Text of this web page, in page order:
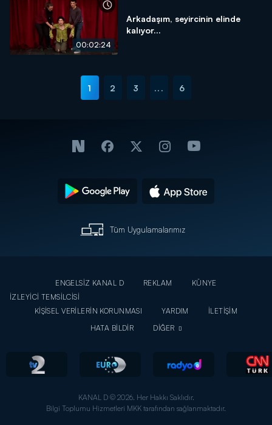
00:02:24
Arkadaşım, seyircinin elinde
kalıyor...
1 2 3 ... 6
Tüm Uygulamalarımız
ENGELSİZ KANAL D REKLAM
KÜNYE
İZLEYİCİ TEMSİLCİSİ
KİŞİSEL VERİLERİN KORUNMASI
YARDIM
İLETİŞİM
HATA BİLDİR
DİĞER
KANAL D © 2026. Her Hakkı Saklıdır.
Bilgi Toplumu Hizmetleri MKK tarafından sağlanmaktadır.